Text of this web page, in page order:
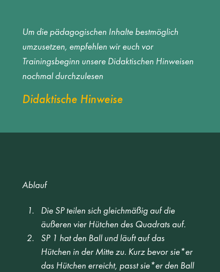
Um die pädagogischen Inhalte bestmöglich
umzusetzen, empfehlen wir euch vor
Trainingsbeginn unsere Didaktischen Hinweisen
nochmal durchzulesen
Didaktische Hinweise
Ablauf
Die SP teilen sich gleichmäßig auf die
äußeren vier Hütchen des Quadrats auf.
SP 1 hat den Ball und läuft auf das
Hütchen in der Mitte zu. Kurz bevor sie*er
das Hütchen erreicht, passt sie*er den Ball